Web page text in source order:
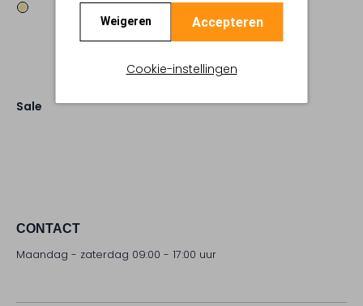
Weigeren Accepteren
Cookie-instellingen
Sale
CONTACT
Maandag - zaterdag 09:00 - 17:00 uur